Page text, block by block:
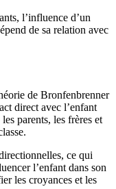
l’influence d’un
de sa relation avec
de Bronfenbrenner
direct avec l’enfant
parents, les frères et
ce qui
l’enfant dans son
les croyances et les